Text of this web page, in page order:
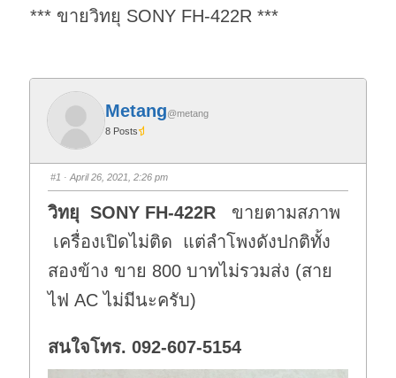
*** ขายวิทยุ SONY FH-422R ***
Metang@metang
8 Posts
#1 · April 26, 2021, 2:26 pm
วิทยุSONY FH-422R ขายตามสภาพ
เครื่องเปิดไม่ติด แต่ลำโพงดังปกติทั้ง
สองข้าง ขาย 800 บาทไม่รวมส่ง (สาย
ไฟ AC ไม่มีนะครับ)
สนใจโทร.092-607-5154